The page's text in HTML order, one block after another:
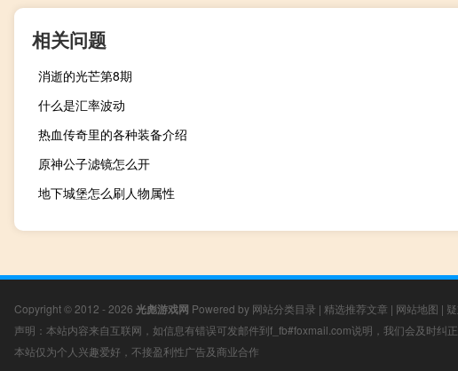
相关问题
消逝的光芒第8期
什么是汇率波动
热血传奇里的各种装备介绍
原神公子滤镜怎么开
地下城堡怎么刷人物属性
Copyright © 2012 - 2026 光彪游戏网 Powered by 网站分类目录 | 精选推荐文章 | 网站地图 |
声明：本站内容来自互联网，如信息有错误可发邮件到f_fb#foxmail.com说明，我们会及时纠
本站仅为个人兴趣爱好，不接盈利性广告及商业合作